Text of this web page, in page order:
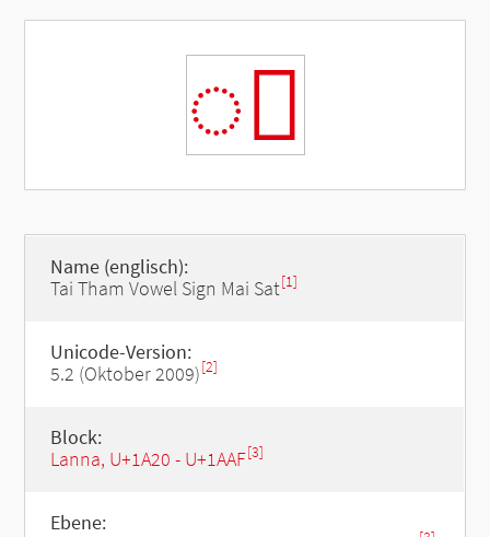
◌ᩢ
Name (englisch):
Tai Tham Vowel Sign Mai Sat[1]
Unicode-Version:
5.2 (Oktober 2009)[2]
Block:
Lanna, U+1A20 - U+1AAF[3]
Ebene: